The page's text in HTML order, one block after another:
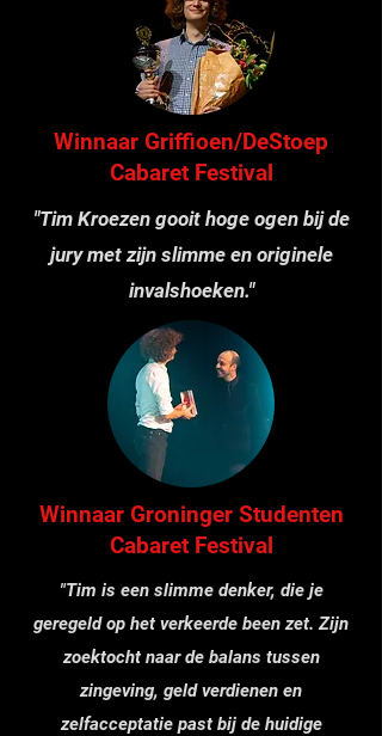
Winnaar Griffioen/DeStoep
Cabaret Festival
"Tim Kroezen gooit hoge ogen bij de
jury met zijn slimme en originele
invalshoeken."
Winnaar Groninger Studenten
Cabaret Festival
"Tim is een slimme denker, die je
geregeld op het verkeerde been zet. Zijn
zoektocht naar de balans tussen
zingeving, geld verdienen en
zelfacceptatie past bij de huidige